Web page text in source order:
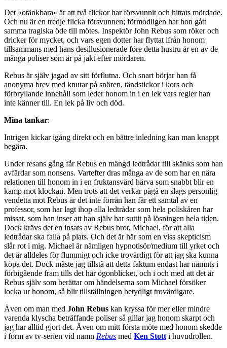
Det »otänkbara« är att två flickor har försvunnit och hittats mördade.
Och nu är en tredje flicka försvunnen; förmodligen har hon gått
samma tragiska öde till mötes. Inspektör John Rebus som röker och
dricker för mycket, och vars egen dotter har flyttat ifrån honom
tillsammans med hans desillusionerade före detta hustru är en av de
många poliser som är på jakt efter mördaren.
Rebus är själv jagad av sitt förflutna. Och snart börjar han få
anonyma brev med knutar på snören, tändstickor i kors och
förbryllande innehåll som leder honom in i en lek vars regler han
inte känner till. En lek på liv och död.
Mina tankar:
Intrigen kickar igång direkt och en bättre inledning kan man knappt
begära.
Under resans gång får Rebus en mängd ledtrådar till skänks som han
avfärdar som nonsens. Vartefter dras många av de som har en nära
relationen till honom in i en fruktansvärd härva som snabbt blir en
kamp mot klockan. Men trots att det verkar pågå en slags personlig
vendetta mot Rebus är det inte förrän han får ett samtal av en
professor, som har lagt ihop alla ledtrådar som hela poliskåren har
missat, som han inser att han själv har suttit på lösningen hela tiden.
Dock krävs det en insats av Rebus bror, Michael, för att alla
ledtrådar ska falla på plats. Och det är här som en viss skepticism
slår rot i mig. Michael är nämligen hypnotisör/medium till yrket och
det är alldeles för flummigt och icke trovärdigt för att jag ska kunna
köpa det. Dock måste jag tillstå att detta faktum endast har nämnts i
förbigående fram tills det här ögonblicket, och i och med att det är
Rebus själv som berättar om händelserna som Michael försöker
locka ur honom, så blir tillställningen betydligt trovärdigare.
Även om man med John Rebus kan kryssa för mer eller mindre
varenda klyscha beträffande poliser så gillar jag honom skarpt och
jag har alltid gjort det. Även om mitt första möte med honom skedde
i form av tv-serien vid namn Rebus med Ken Stott i huvudrollen.